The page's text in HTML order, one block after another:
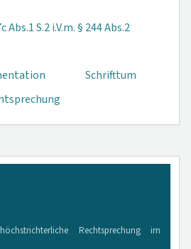
Abs.1 S.2 i.V.m. § 244 Abs.2
Schrifttum
Rechtsprechung im